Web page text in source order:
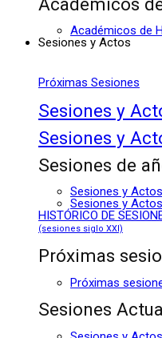
Académicos de
Sesiones y Actos
Próximas Sesiones
Sesiones y
Sesiones y
Sesiones de
Sesiones y
Sesiones y
HISTÓRICO DE
(sesiones siglo XXI)
Próximas
Próximas
Sesiones